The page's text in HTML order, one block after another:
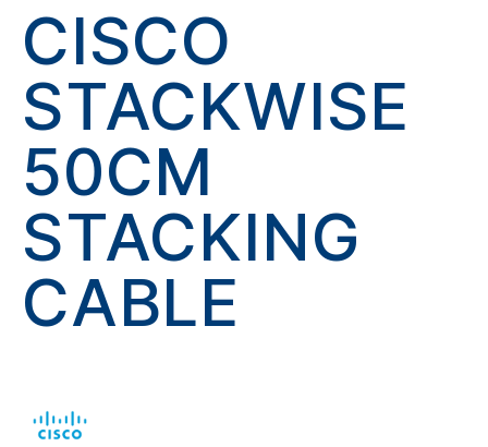
CISCO
STACKWISE
50CM
STACKING
CABLE